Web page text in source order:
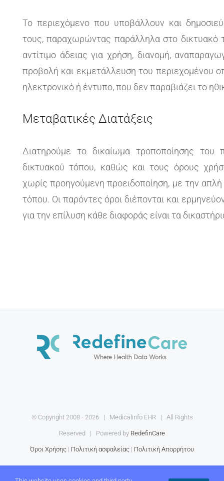
Το περιεχόμενο που υποβάλλουν και
τους, παραχωρώντας παράλληλα στο δικτυακό
αντίτιμο άδειας για χρήση, διανομή,
προβολή και εκμετάλλευση του περιεχομένου
ηλεκτρονικό ή έντυπο, που δεν παραβιάζει το
Μεταβατικές Διατάξεις
Διατηρούμε το δικαίωμα τροποποίησης
δικτυακού τόπου, καθώς και τους όρους
χωρίς προηγούμενη προειδοποίηση, με την
τόπου. Οι παρόντες όροι διέπονται και
για την επίλυση κάθε διαφοράς είναι τα
© Copyright 2008 - 2026 | Medicalinfo EHR | All Rights
Reserved | Powered by RedefinCare
Όροι Χρήσης | Πολιτική ασφαλείας | Πολιτική Απορρήτου